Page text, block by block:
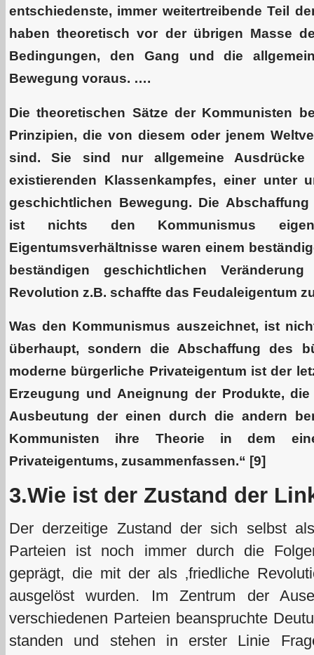
entschiedenste, immer weitertreibende Teil
haben theoretisch vor der übrigen Masse
Bedingungen, den Gang und die
Bewegung voraus. ….
Die theoretischen Sätze der Kommunisten
Prinzipien, die von diesem oder jenem
sind. Sie sind nur allgemeine Ausdrücke
existierenden Klassenkampfes, einer unter
geschichtlichen Bewegung. Die
ist nichts den Kommunismus
Eigentumsverhältnisse waren einem
beständigen geschichtlichen
Revolution z.B. schaffte das Feudaleigentum
Was den Kommunismus auszeichnet, ist
überhaupt, sondern die Abschaffung des
moderne bürgerliche Privateigentum ist der
Erzeugung und Aneignung der Produkte,
Ausbeutung der einen durch die andern
Kommunisten ihre Theorie in dem
Privateigentums, zusammenfassen.“ [9]
3.Wie ist der Zustand der
Der derzeitige Zustand der sich selbst
Parteien ist noch immer durch die
geprägt, die mit der als ‚friedliche
ausgelöst wurden. Im Zentrum der
verschiedenen Parteien beanspruchte
standen und stehen in erster Linie